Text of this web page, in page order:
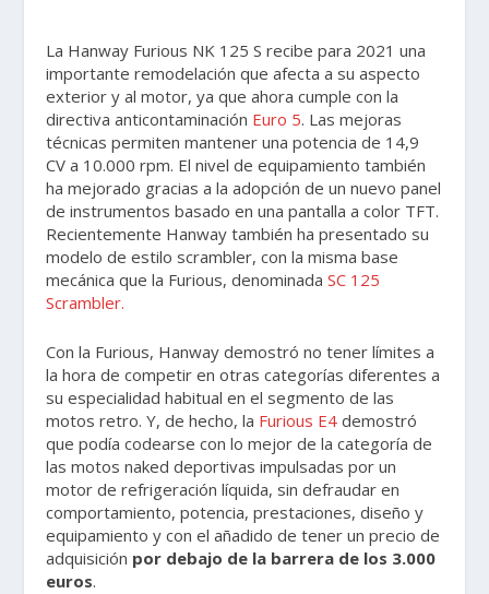
La Hanway Furious NK 125 S recibe para 2021 una
importante remodelación que afecta a su aspecto
exterior y al motor, ya que ahora cumple con la
directiva anticontaminación Euro 5. Las mejoras
técnicas permiten mantener una potencia de 14,9
CV a 10.000 rpm. El nivel de equipamiento también
ha mejorado gracias a la adopción de un nuevo panel
de instrumentos basado en una pantalla a color TFT.
Recientemente Hanway también ha presentado su
modelo de estilo scrambler, con la misma base
mecánica que la Furious, denominadaSC 125
Scrambler.
Con la Furious, Hanway demostró no tener límites a
la hora de competir en otras categorías diferentes a
su especialidad habitual en el segmento de las
motos retro. Y, de hecho, la Furious E4 demostró
que podía codearse con lo mejor de la categoría de
las motos naked deportivas impulsadas por un
motor de refrigeración líquida, sin defraudar en
comportamiento, potencia, prestaciones, diseño y
equipamiento y con el añadido de tener un precio de
adquisición por debajo de la barrera de los 3.000
euros.